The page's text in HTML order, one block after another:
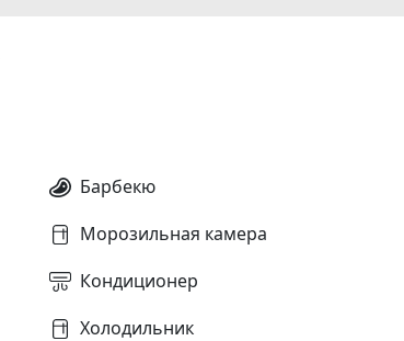
Барбекю
Морозильная камера
Кондиционер
Холодильник